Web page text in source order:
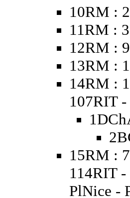
10RM :
11RM :
12RM :
13RM :
14RM :
107RIT
15RM :
114RIT
PlNice -